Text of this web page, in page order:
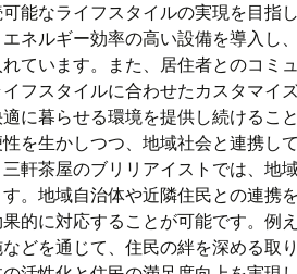
能なライフスタイルの実現を目指
ネルギー効率の高い設備を導入し
ています。また、居住者とのコミ
フスタイルに合わせたカスタマイ
に暮らせる環境を提供し続けるこ
を生かしつつ、地域社会と連携し
軒茶屋のブリリアイストでは、地
。地域自治体や近隣住民との連携を
的に対応することが可能です。例
どを通じて、住民の絆を深める取